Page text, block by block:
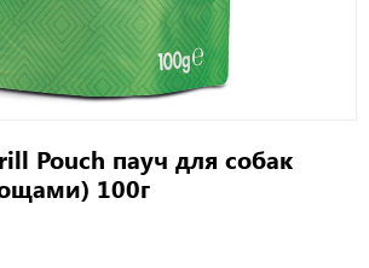
Pouch пауч для собак
100г